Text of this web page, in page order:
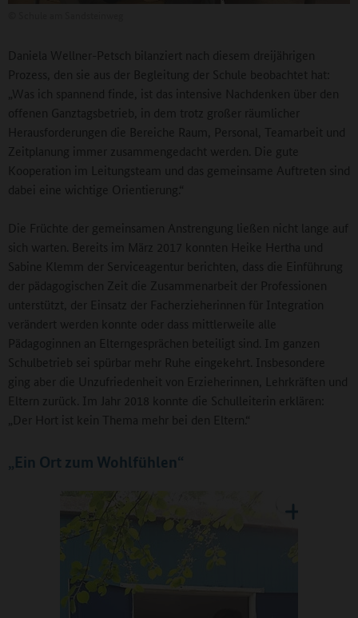
Daniela Wellner-Petsch bilanziert nach diesem dreijährigen
Prozess, den sie aus der Begleitung der Schule beobachtet hat:
„Was ich spannend finde, ist das intensive Nachdenken über den
offenen Ganztagsbetrieb, in dem trotz großer räumlicher
Herausforderungen die Bereiche Raum, Personal, Teamarbeit und
Zeitplanung immer zusammengedacht werden. Die gute
Kooperation im Leitungsteam und das gemeinsame Auftreten sind
dabei eine wichtige Orientierung.“
Die Früchte der gemeinsamen Anstrengung ließen nicht lange auf
sich warten. Bereits im März 2017 konnten Heike Hertha und
Sabine Klemm der Serviceagentur berichten, dass die Einführung
der pädagogischen Zeit die Zusammenarbeit der Professionen
unterstützt, der Einsatz der Facherzieherinnen für Integration
verändert werden konnte oder dass mittlerweile alle
Pädagoginnen an Elterngesprächen beteiligt sind. Im ganzen
Schulbetrieb sei spürbar mehr Ruhe eingekehrt. Insbesondere
ging aber die Unzufriedenheit von Erzieherinnen, Lehrkräften und
Eltern zurück. Im Jahr 2018 konnte die Schulleiterin erklären:
„Der Hort ist kein Thema mehr bei den Eltern.“
„Ein Ort zum Wohlfühlen“